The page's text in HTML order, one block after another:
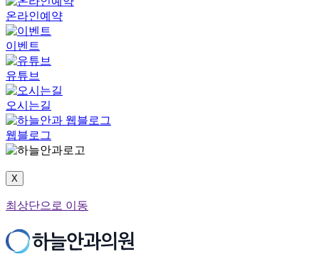
온라인예약
이벤트
유튜브
오시는길
웹블로그
X
최상단으로 이동